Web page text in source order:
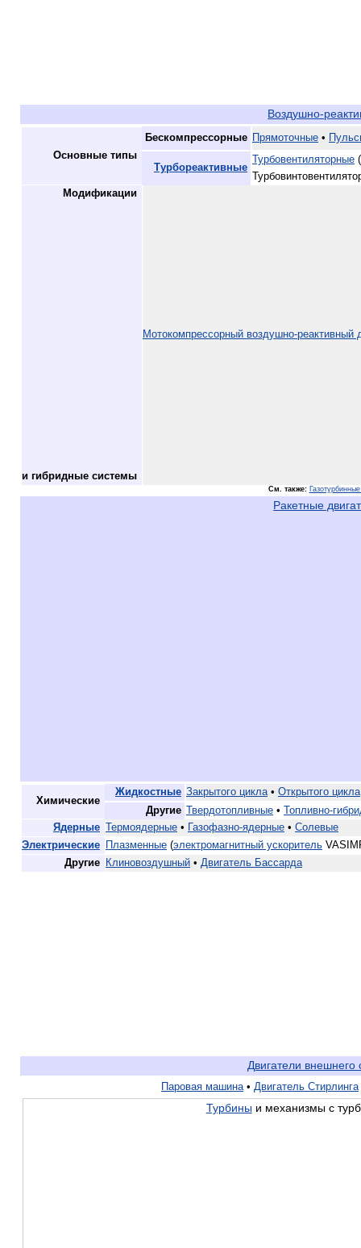
Воздушно-
Основные типы
Бескомпрессорные Прямоточные •
Турбореактивные
Турбовентиляторные
Модификации
и гибридные системы
Мотокомпрессорный воздушно-реактивный
См. также:
Ракетные
Химические
Жидкостные Закрытого цикла• Открытого цикла
Другие
Твердотопливные •
Топливно-
Ядерные
Термоядерные • Газофазно-ядерные • Солевые
Электрические
Плазменные (электромагнитный ускоритель
Другие
Клиновоздушный • Двигатель Бассарда
Двигатели внешнего
Паровая машина• Двигатель Стирлинга
Турбины и механизмы с